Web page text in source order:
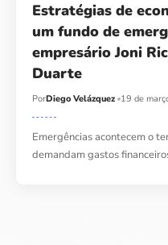
Estratégias de
um fundo de
empresário Joni
Duarte
PorDiego Velázquez 19 de
Emergências acontecem o
demandam gastos